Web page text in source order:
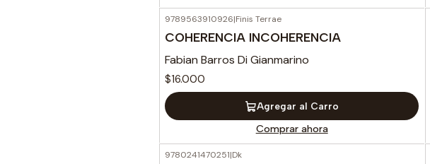
9789563910926|Finis Terrae
COHERENCIA INCOHERENCIA
Fabian Barros Di Gianmarino
$16.000
Agregar al Carro
Comprar ahora
9780241470251|Dk